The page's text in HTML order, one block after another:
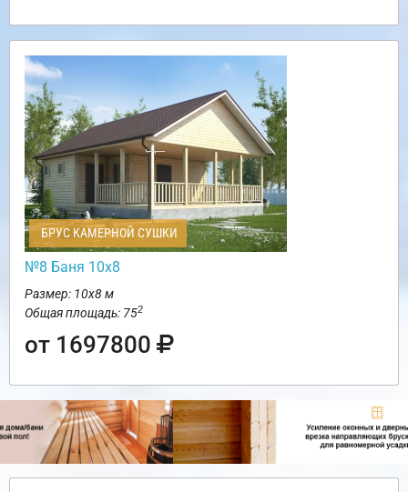
БРУС КАМЕРНОЙ СУШКИ
№8 Баня 10х8
Размер: 10х8 м
Общая площадь: 752
от 1697800